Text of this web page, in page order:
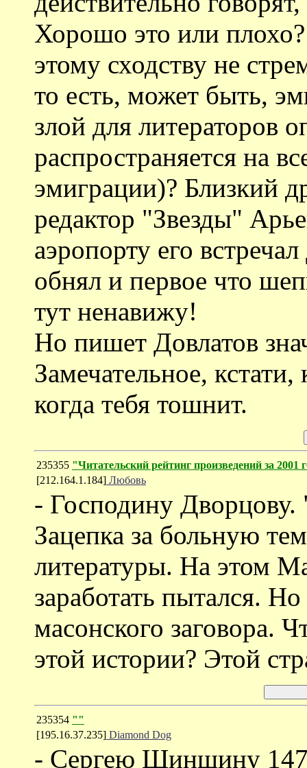
Хорошо это или
этому сходству не
то есть, может быть,
злой для литераторов
распространяется на
эмиграции)? Близкий
редактор "Звезды"
аэропорту его
обнял и первое что
тут ненавижу!
Но пишет Довлатов
Замечательное,
когда тебя тошнит.
235355 "Читательский рейтинг произведений за 2001
[212.164.1.184] Любовь
- Господину
Зацепка за больную
литературы. На этом
заработать пытался.
масонского заговора.
этой истории? Этой
235354 ""
[195.16.37.235] Diamond Dog
- Сергею Шиншину